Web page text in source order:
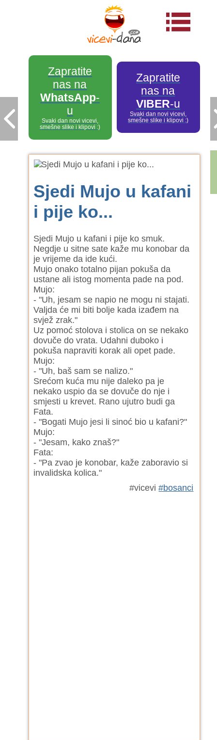
Zapratite
nas na
WhatsApp-
u
Svaki dan novi vicevi,
smešne slike i klipovi :)
Zapratite
nas na
VIBER-u
Svaki dan novi vicevi,
smešne slike i klipovi :)
Sjedi Mujo u kafani
i pije ko...
Sjedi Mujo u kafani i pije ko smuk.
Negdje u sitne sate kaže mu konobar da
je vrijeme da ide kući.
Mujo onako totalno pijan pokuša da
ustane ali istog momenta pade na pod.
Mujo:
- "Uh, jesam se napio ne mogu ni stajati.
Valjda će mi biti bolje kada izađem na
svjež zrak."
Uz pomoć stolova i stolica on se nekako
dovuče do vrata. Udahni duboko i
pokuša napraviti korak ali opet pade.
Mujo:
- "Uh, baš sam se nalizo."
Srećom kuća mu nije daleko pa je
nekako uspio da se dovuče do nje i
smjesti u krevet. Rano ujutro budi ga
Fata.
- "Bogati Mujo jesi li sinoć bio u kafani?"
Mujo:
- "Jesam, kako znaš?"
Fata:
- "Pa zvao je konobar, kaže zaboravio si
invalidska kolica."
#vicevi#bosanci